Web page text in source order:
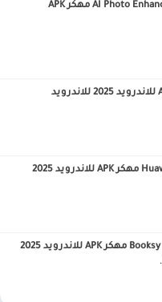
تحميل برنامج AI Photo Enhancer and Editor مهكر APK